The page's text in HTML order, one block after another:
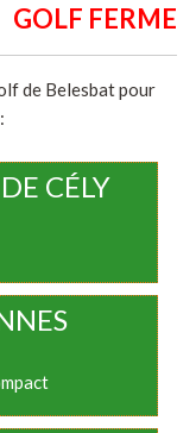
de Belesbat pour
CÉLY